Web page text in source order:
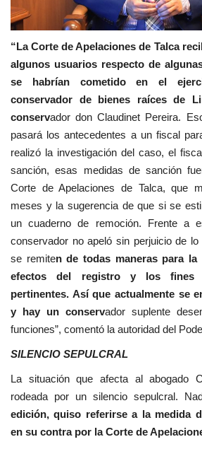
“La Corte de Apelaciones de Talca
algunos usuarios respecto de
se habrían cometido en el
conservador de bienes raíces de
conservador don Claudinet Pereira.
pasará los antecedentes a un fiscal
realizó la investigación del caso, el
sanción, esas medidas de sanción
Corte de Apelaciones de Talca, que
meses y la sugerencia de que si se
un cuaderno de remoción. Frente a
conservador no apeló sin perjuicio de
se remiten de todas maneras para la
efectos del registro y los fines
pertinentes. Así que actualmente se
y hay un conservador suplente
funciones”, comentó la autoridad del
SILENCIO SEPULCRAL
La situación que afecta al abogado
rodeada por un silencio sepulcral.
edición, quiso referirse a la medida
en su contra por la Corte de